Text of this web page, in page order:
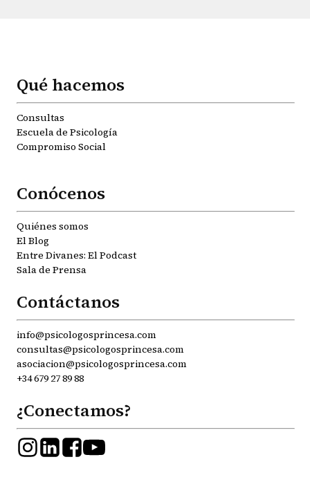
Qué hacemos
Consultas
Escuela de Psicología
Compromiso Social
Conócenos
Quiénes somos
El Blog
Entre Divanes: El Podcast
Sala de Prensa
Contáctanos
info@psicologosprincesa.com
consultas@psicologosprincesa.com
asociacion@psicologosprincesa.com
+34 679 27 89 88
¿Conectamos?